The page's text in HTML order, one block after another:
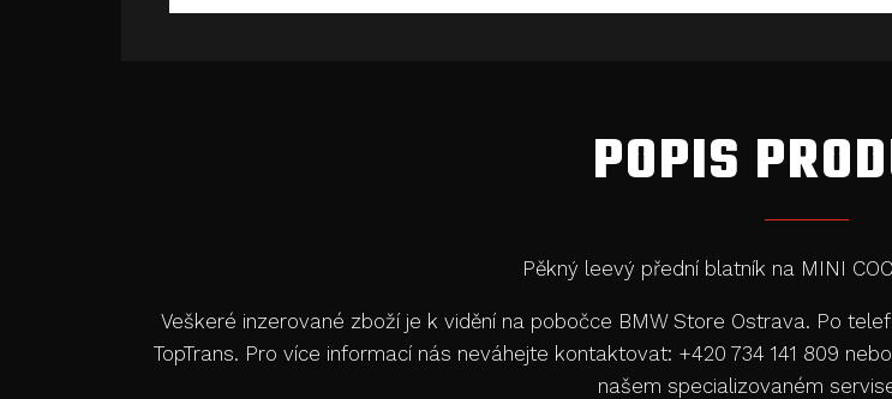
POPIS
Pěkný leevý přední blatník na MINI
Veškeré inzerované zboží je k vidění na pobočce BMW Store Ostrava. Po
TopTrans. Pro více informací nás neváhejte kontaktovat: +420 734 141 809
našem specializovaném